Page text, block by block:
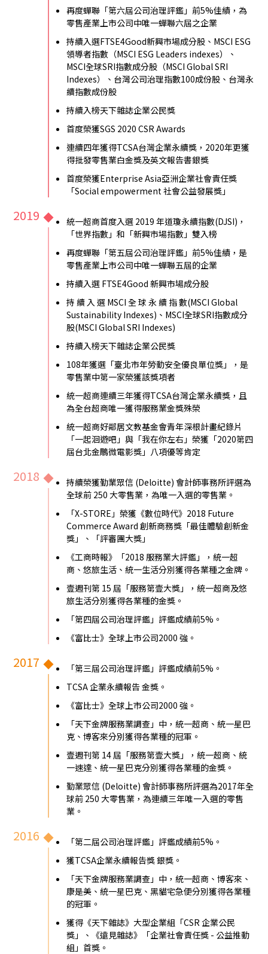
再度蟬聯「第六屆公司治理評鑑」前5%佳績，為
零售產業上市公司中唯一蟬聯六屆之企業
持續入選FTSE4Good新興市場成分股、MSCI ESG
領導者指數（MSCI ESG Leaders indexes）、
MSCI全球SRI指數成分股（MSCI Global SRI
Indexes）、台灣公司治理指數100成份股、台灣永
續指數成份股
持續入榜天下雜誌企業公民獎
首度榮獲SGS 2020 CSR Awards
連續四年獲得TCSA台灣企業永續獎，2020年更獲
得批發零售業白金獎及英文報告書銀獎
首度榮獲Enterprise Asia亞洲企業社會責任獎
「Social empowerment 社會公益發展獎」
2019
統一超商首度入選 2019 年道瓊永續指數(DJSI)，
「世界指數」和「新興市場指數」雙入榜
再度蟬聯「第五屆公司治理評鑑」前5%佳績，是
零售產業上市公司中唯一蟬聯五屆的企業
持續入選 FTSE4Good 新興市場成分股
持 續 入 選 MSCI 全 球 永 續 指 數(MSCI Global
Sustainability Indexes)、MSCI全球SRI指數成分
股(MSCI Global SRI Indexes)
持續入榜天下雜誌企業公民獎
108年獲選「臺北市年勞動安全優良單位獎」，是
零售業中第一家榮獲該獎項者
統一超商連續三年獲得TCSA台灣企業永續獎，且
為全台超商唯一獲得服務業金獎殊榮
統一超商好鄰居文教基金會青年深根計畫紀錄片
「一起洄遊吧」與「我在你左右」榮獲「2020第四
屆台北金鵰微電影獎」八項優等肯定
2018
持續榮獲勤業眾信 (Deloitte) 會計師事務所評選為
全球前 250 大零售業，為唯一入選的零售業。
「X-STORE」榮獲《數位時代》2018 Future
Commerce Award 創新商務獎「最佳體驗創新金
獎」、「評審團大獎」
《工商時報》「2018 服務業大評鑑」，統一超
商、悠旅生活、統一生活分別獲得各業種之金牌。
壹週刊第 15 屆「服務第壹大獎」，統一超商及悠
旅生活分別獲得各業種的金獎。
「第四屆公司治理評鑑」評鑑成績前5%。
《富比士》全球上市公司2000 強。
2017
「第三屆公司治理評鑑」評鑑成績前5%。
TCSA 企業永續報告 金獎。
《富比士》全球上市公司2000 強。
「天下金牌服務業調查」中，統一超商、統一星巴
克、博客來分別獲得各業種的冠軍。
壹週刊第 14 屆「服務第壹大獎」，統一超商、統
一速達、統一星巴克分別獲得各業種的金獎。
勤業眾信 (Deloitte) 會計師事務所評選為2017年全
球前 250 大零售業，為連續三年唯一入選的零售
業。
2016
「第二屆公司治理評鑑」評鑑成績前5%。
獲TCSA企業永續報告獎 銀獎。
「天下金牌服務業調查」中，統一超商、博客來、
康是美、統一星巴克、黑貓宅急便分別獲得各業種
的冠軍。
獲得《天下雜誌》大型企業組「CSR 企業公民
獎」、《遠見雜誌》「企業社會責任獎 - 公益推動
組」首獎。